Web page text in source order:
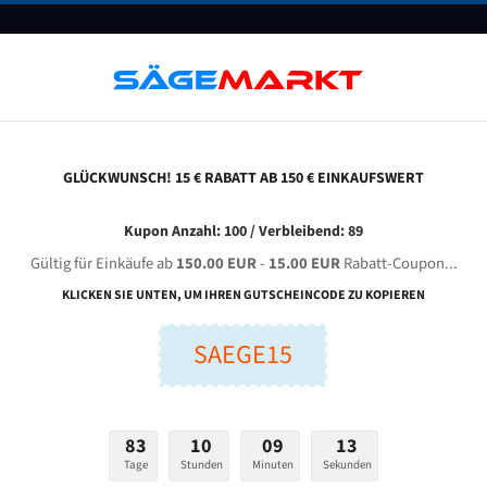
FAQ GUTSCHEINE BLOG KONTAKT
G 4240 optional für 4470 mm Bi-Metall
Breite (mm):
GLÜCKWUNSCH! 15 € RABATT AB 150 € EINKAUFSWERT
Kupon Anzahl: 100 / Verbleibend: 89
Gültig für Einkäufe ab150.00 EUR- 15.00 EURRabatt-Coupon...
KLICKEN SIE UNTEN, UM IHREN GUTSCHEINCODE ZU KOPIEREN
SAEGE15
83
Tage
10
Stunden
09
Minuten
12
Sekunden